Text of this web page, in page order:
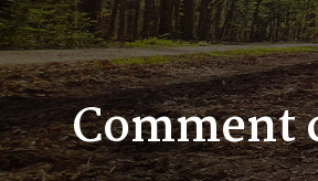
Comment